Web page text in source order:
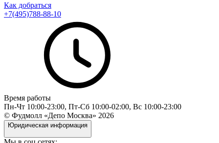
Как добраться
+7(495)788-88-10
Время работы
Пн-Чт 10:00-23:00, Пт-Сб 10:00-02:00, Вс 10:00-23:00
© Фудмолл «Депо Москва» 2026
Юридическая информация